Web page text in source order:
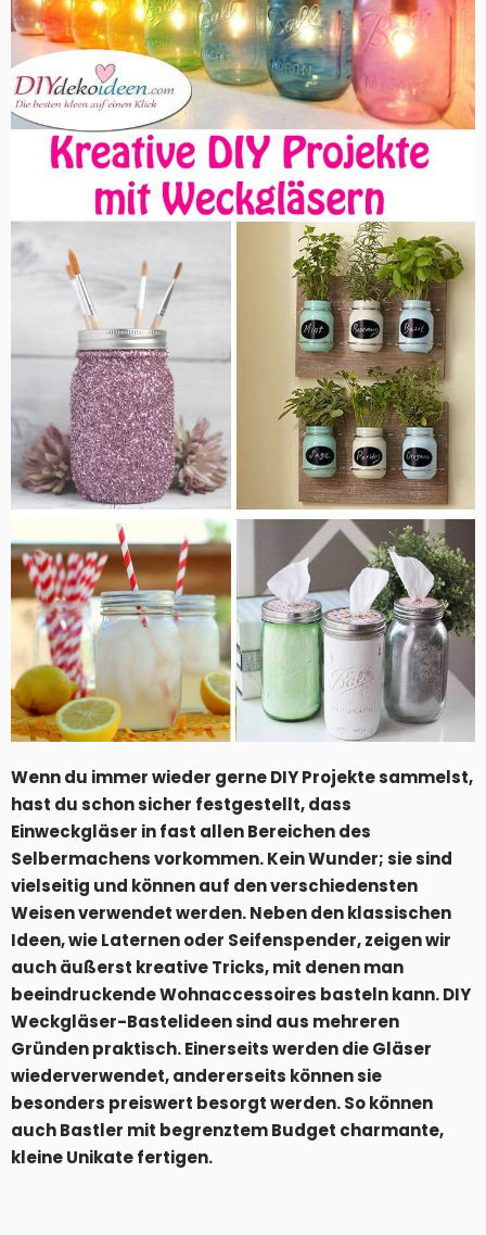
Wenn du immer wieder gerne DIY Projekte sammelst,
hast du schon sicher festgestellt, dass
Einweckgläser in fast allen Bereichen des
Selbermachens vorkommen. Kein Wunder; sie sind
vielseitig und können auf den verschiedensten
Weisen verwendet werden. Neben den klassischen
Ideen, wie Laternen oder Seifenspender, zeigen wir
auch äußerst kreative Tricks, mit denen man
beeindruckende Wohnaccessoires basteln kann. DIY
Weckgläser-Bastelideen sind aus mehreren
Gründen praktisch. Einerseits werden die Gläser
wiederverwendet, andererseits können sie
besonders preiswert besorgt werden. So können
auch Bastler mit begrenztem Budget charmante,
kleine Unikate fertigen.